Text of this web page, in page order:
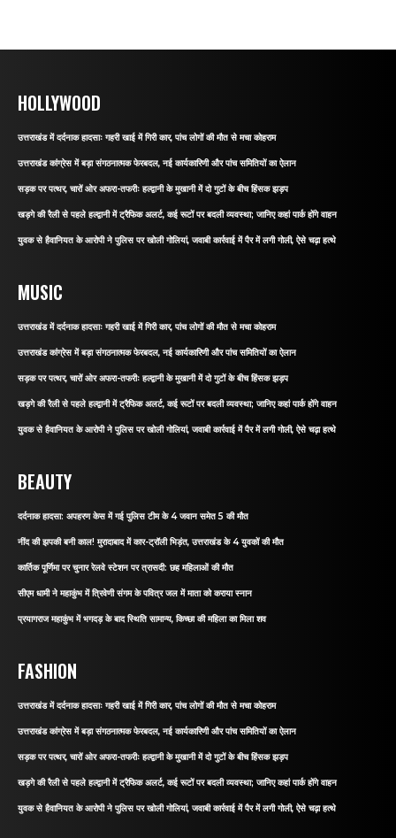
HOLLYWOOD
उत्तराखंड में दर्दनाक हादसाः गहरी खाई में गिरी कार, पांच लोगों की मौत से मचा कोहराम
उत्तराखंड कांग्रेस में बड़ा संगठनात्मक फेरबदल, नई कार्यकारिणी और पांच समितियों का ऐलान
सड़क पर पत्थर, चारों ओर अफरा-तफरीः हल्द्वानी के मुखानी में दो गुटों के बीच हिंसक झड़प
खड़गे की रैली से पहले हल्द्वानी में ट्रैफिक अलर्ट, कई रूटों पर बदली व्यवस्था; जानिए कहां पार्क होंगे वाहन
युवक से हैवानियत के आरोपी ने पुलिस पर खोली गोलियां, जवाबी कार्रवाई में पैर में लगी गोली, ऐसे चढ़ा हत्थे
MUSIC
उत्तराखंड में दर्दनाक हादसाः गहरी खाई में गिरी कार, पांच लोगों की मौत से मचा कोहराम
उत्तराखंड कांग्रेस में बड़ा संगठनात्मक फेरबदल, नई कार्यकारिणी और पांच समितियों का ऐलान
सड़क पर पत्थर, चारों ओर अफरा-तफरीः हल्द्वानी के मुखानी में दो गुटों के बीच हिंसक झड़प
खड़गे की रैली से पहले हल्द्वानी में ट्रैफिक अलर्ट, कई रूटों पर बदली व्यवस्था; जानिए कहां पार्क होंगे वाहन
युवक से हैवानियत के आरोपी ने पुलिस पर खोली गोलियां, जवाबी कार्रवाई में पैर में लगी गोली, ऐसे चढ़ा हत्थे
BEAUTY
दर्दनाक हादसा: अपहरण केस में गई पुलिस टीम के 4 जवान समेत 5 की मौत
नींद की झपकी बनी काल! मुरादाबाद में कार-ट्रॉली भिड़ंत, उत्तराखंड के 4 युवकों की मौत
कार्तिक पूर्णिमा पर चुनार रेलवे स्टेशन पर त्रासदी: छह महिलाओं की मौत
सीएम धामी ने महाकुंभ में त्रिवेणी संगम के पवित्र जल में माता को कराया स्नान
प्रयागराज महाकुंभ में भगदड़ के बाद स्थिति सामान्य, किच्छा की महिला का मिला शव
FASHION
उत्तराखंड में दर्दनाक हादसाः गहरी खाई में गिरी कार, पांच लोगों की मौत से मचा कोहराम
उत्तराखंड कांग्रेस में बड़ा संगठनात्मक फेरबदल, नई कार्यकारिणी और पांच समितियों का ऐलान
सड़क पर पत्थर, चारों ओर अफरा-तफरीः हल्द्वानी के मुखानी में दो गुटों के बीच हिंसक झड़प
खड़गे की रैली से पहले हल्द्वानी में ट्रैफिक अलर्ट, कई रूटों पर बदली व्यवस्था; जानिए कहां पार्क होंगे वाहन
युवक से हैवानियत के आरोपी ने पुलिस पर खोली गोलियां, जवाबी कार्रवाई में पैर में लगी गोली, ऐसे चढ़ा हत्थे